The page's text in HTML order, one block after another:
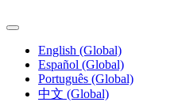
English (Global)
Español (Global)
Português (Global)
中文 (Global)